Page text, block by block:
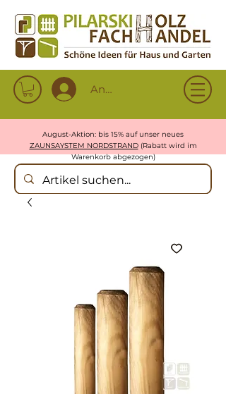
Anmelden
August-Aktion: bis 15% auf unser neues
ZAUNSAYSTEM NORDSTRAND(Rabatt wird im
Warenkorb abgezogen)